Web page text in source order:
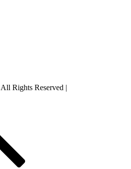
All Rights Reserved |